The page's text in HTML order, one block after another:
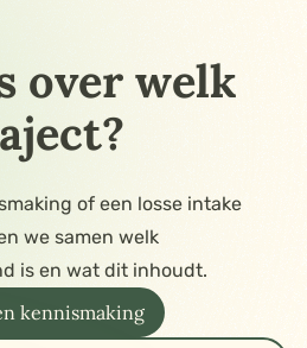
over welk
of een losse intake
we samen welk
is en wat dit inhoudt.
kennismaking